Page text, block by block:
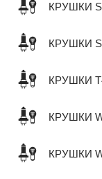
КРУШКИ
КРУШКИ
КРУШКИ
КРУШКИ
КРУШКИ